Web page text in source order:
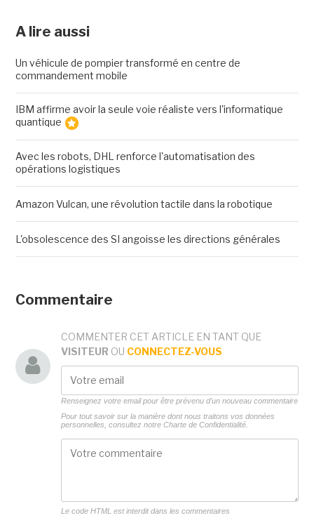
A lire aussi
Un véhicule de pompier transformé en centre de
commandement mobile
IBM affirme avoir la seule voie réaliste vers l'informatique
quantique
Avec les robots, DHL renforce l'automatisation des
opérations logistiques
Amazon Vulcan, une révolution tactile dans la robotique
L'obsolescence des SI angoisse les directions générales
Commentaire
COMMENTER CET ARTICLE EN TANT QUE
VISITEUR OU CONNECTEZ-VOUS
Renseignez votre email pour être prévenu d'un nouveau commentaire
Pour tout savoir sur la manière dont nous traitons vos données
personnelles, consultez notre Charte de Confidentialité.
Le code HTML est interdit dans les commentaires